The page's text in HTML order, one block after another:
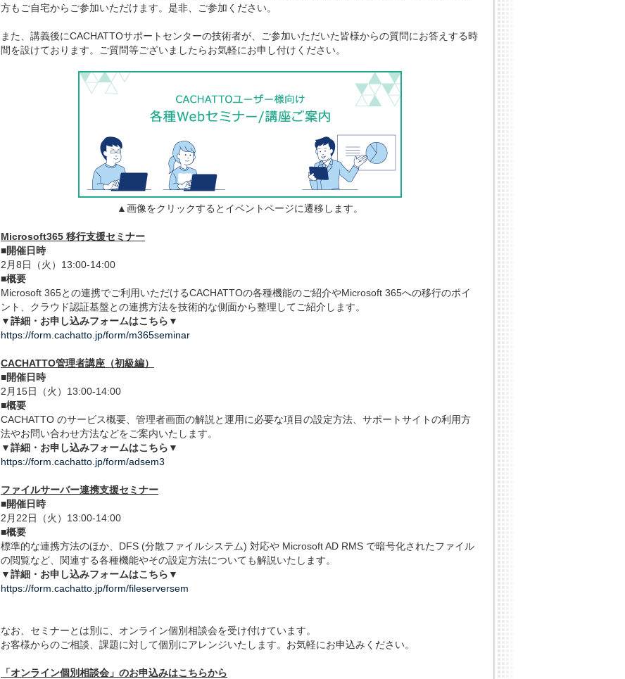
方もご自宅からご参加いただけます。是非、ご参加ください。
また、講義後にCACHATTOサポートセンターの技術者が、ご参加いただいた皆様からの質問にお答えする時
間を設けております。ご質問等ございましたらお気軽にお申し付けください。
▲画像をクリックするとイベントページに遷移します。
Microsoft365 移行支援セミナー
■開催日時
2月8日（火）13:00-14:00
■概要
Microsoft 365との連携でご利用いただけるCACHATTOの各種機能のご紹介やMicrosoft 365への移行のポイ
ント、クラウド認証基盤との連携方法を技術的な側面から整理してご紹介します。
▼詳細・お申し込みフォームはこちら▼
https://form.cachatto.jp/form/m365seminar
CACHATTO管理者講座（初級編）
■開催日時
2月15日（火）13:00-14:00
■概要
CACHATTO のサービス概要、管理者画面の解説と運用に必要な項目の設定方法、サポートサイトの利用方
法やお問い合わせ方法などをご案内いたします。
▼詳細・お申し込みフォームはこちら▼
https://form.cachatto.jp/form/adsem3
ファイルサーバー連携支援セミナー
■開催日時
2月22日（火）13:00-14:00
■概要
標準的な連携方法のほか、DFS (分散ファイルシステム) 対応や Microsoft AD RMS で暗号化されたファイル
の閲覧など、関連する各種機能やその設定方法についても解説いたします。
▼詳細・お申し込みフォームはこちら▼
https://form.cachatto.jp/form/fileserversem
なお、セミナーとは別に、オンライン個別相談会を受け付けています。
お客様からのご相談、課題に対して個別にアレンジいたします。お気軽にお申込みください。
「オンライン個別相談会」のお申込みはこちらから